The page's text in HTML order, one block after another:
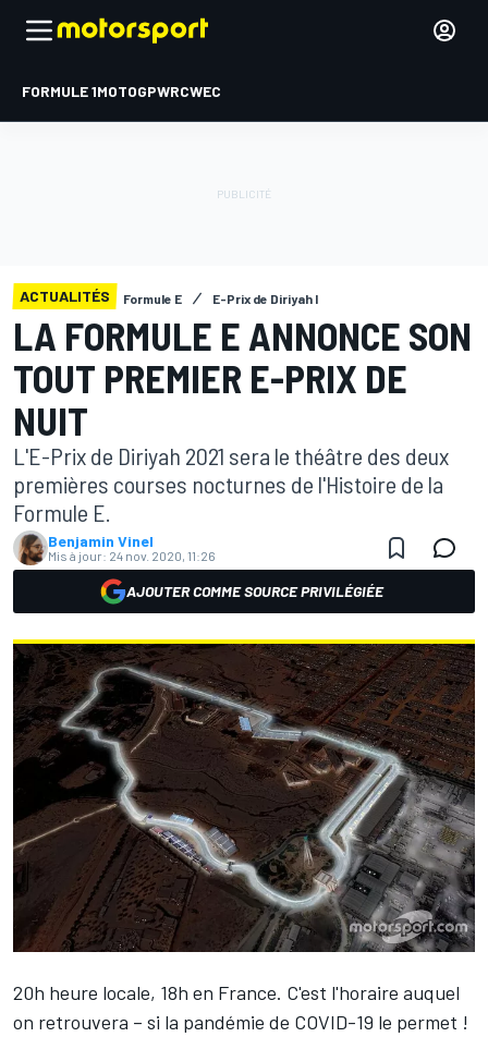
FORMULE 1MOTOGPWRCWEC
ACTUALITÉS Formule E E-Prix de Diriyah I
LA FORMULE E ANNONCE SON
TOUT PREMIER E-PRIX DE
NUIT
L'E-Prix de Diriyah 2021 sera le théâtre des deux
premières courses nocturnes de l'Histoire de la
Formule E.
Benjamin Vinel
Mis à jour: 24 nov. 2020, 11:26
AJOUTER COMME SOURCE PRIVILÉGIÉE
20h heure locale, 18h en France. C'est l'horaire auquel
on retrouvera – si la pandémie de COVID-19 le permet !